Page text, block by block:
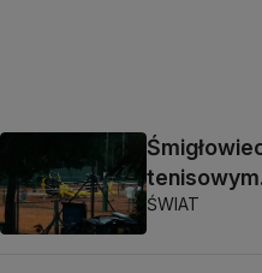
ŚWIAT